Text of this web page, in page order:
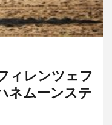
ィレンツェフ
ネムーンステ